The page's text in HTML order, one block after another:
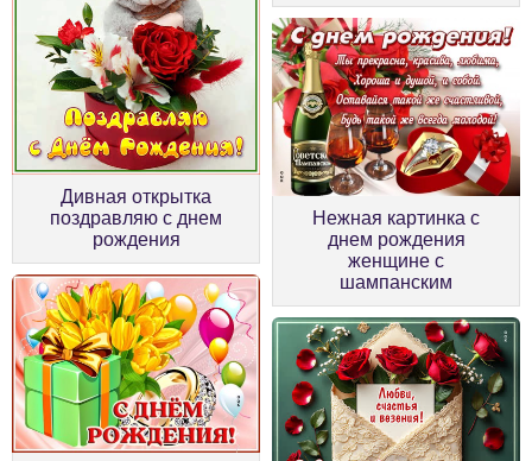
Дивная открытка
поздравляю с днем
рождения
Нежная картинка с
днем рождения
женщине с
шампанским